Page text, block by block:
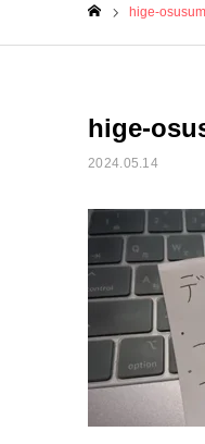
hige-
hige-
2024.05.14